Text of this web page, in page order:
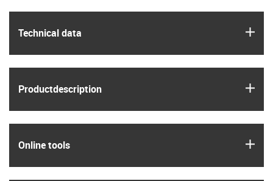
Technical data
Product­description
Online tools